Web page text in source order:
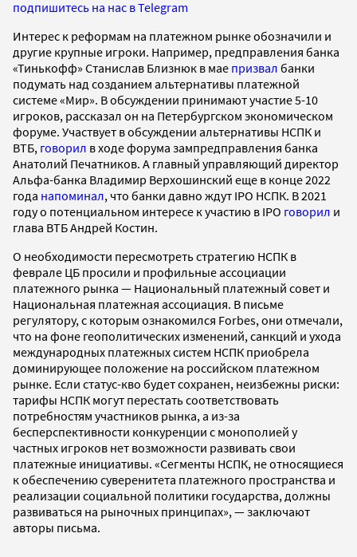
подпишитесь на нас в Telegram
Интерес к реформам на платежном рынке обозначили и
другие крупные игроки. Например, предправления банка
«Тинькофф» Станислав Близнюк в мае призвал банки
подумать над созданием альтернативы платежной
системе «Мир». В обсуждении принимают участие 5-10
игроков, рассказал он на Петербургском экономическом
форуме. Участвует в обсуждении альтернативы НСПК и
ВТБ, говорил в ходе форума зампредправления банка
Анатолий Печатников. А главный управляющий директор
Альфа-банка Владимир Верхошинский еще в конце 2022
года напоминал, что банки давно ждут IPO НСПК. В 2021
году о потенциальном интересе к участию в IPO говорил и
глава ВТБ Андрей Костин.
О необходимости пересмотреть стратегию НСПК в
феврале ЦБ просили и профильные ассоциации
платежного рынка — Национальный платежный совет и
Национальная платежная ассоциация. В письме
регулятору, с которым ознакомился Forbes, они отмечали,
что на фоне геополитических изменений, санкций и ухода
международных платежных систем НСПК приобрела
доминирующее положение на российском платежном
рынке. Если статус-кво будет сохранен, неизбежны риски:
тарифы НСПК могут перестать соответствовать
потребностям участников рынка, а из-за
бесперспективности конкуренции с монополией у
частных игроков нет возможности развивать свои
платежные инициативы. «Сегменты НСПК, не относящиеся
к обеспечению суверенитета платежного пространства и
реализации социальной политики государства, должны
развиваться на рыночных принципах», — заключают
авторы письма.